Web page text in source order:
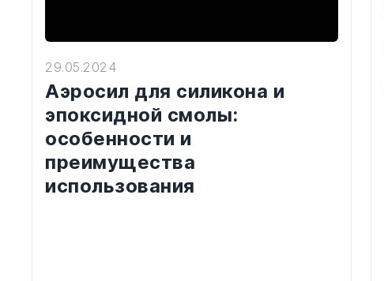
29.05.2024
Аэросил для силикона и
эпоксидной смолы:
особенности и
преимущества
использования